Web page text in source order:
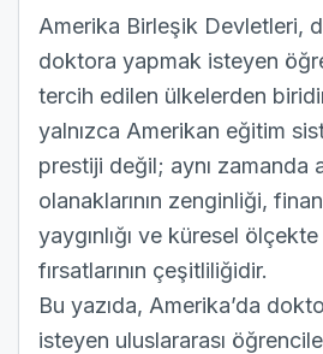
Amerika Birleşik Devletleri,
doktora yapmak isteyen
tercih edilen ülkelerden
yalnızca Amerikan eğitim
prestiji değil; aynı zamanda
olanaklarının zenginliği,
yaygınlığı ve küresel
fırsatlarının çeşitliliğidir.
Bu yazıda, Amerika’da
isteyen uluslararası